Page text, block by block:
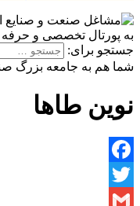
به پورتال تخصصی و حرفه
جستجو برای:
شما هم به جامعه بزرگ
نوین طاها
Facebook
Twitter